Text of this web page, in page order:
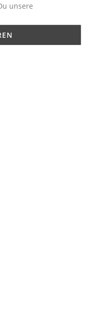
unsere